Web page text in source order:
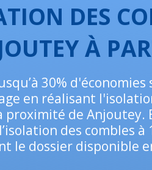
DES
À
30%
en réalisant
proximité de Anjoutey.
des combles à
le dossier disponible